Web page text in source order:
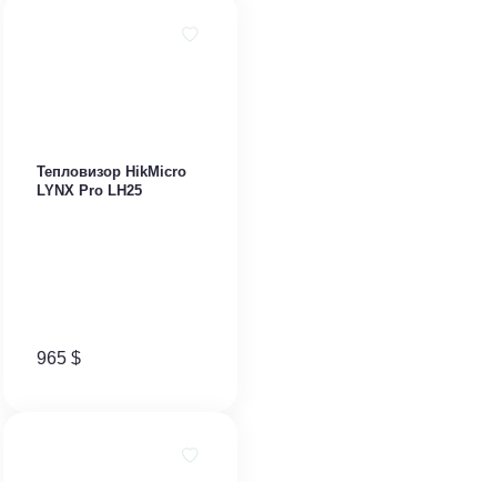
Тепловизор HikMicro
LYNX Pro LH25
965 $